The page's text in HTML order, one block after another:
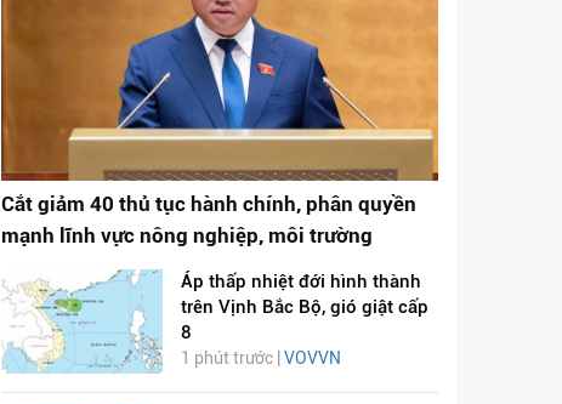
Cắt giảm 40 thủ tục hành chính, phân quyền
mạnh lĩnh vực nông nghiệp, môi trường
Áp thấp nhiệt đới hình thành
trên Vịnh Bắc Bộ, gió giật cấp
8
1 phút trước | VOVVN